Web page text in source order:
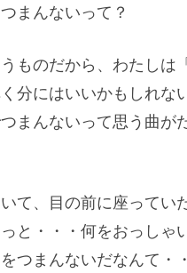
まんないって？
ものだから、わたしは
分にはいいかもしれ
まんないって思う曲が
て、目の前に座ってい
と・・・何をおっし
つまんないだなんて・